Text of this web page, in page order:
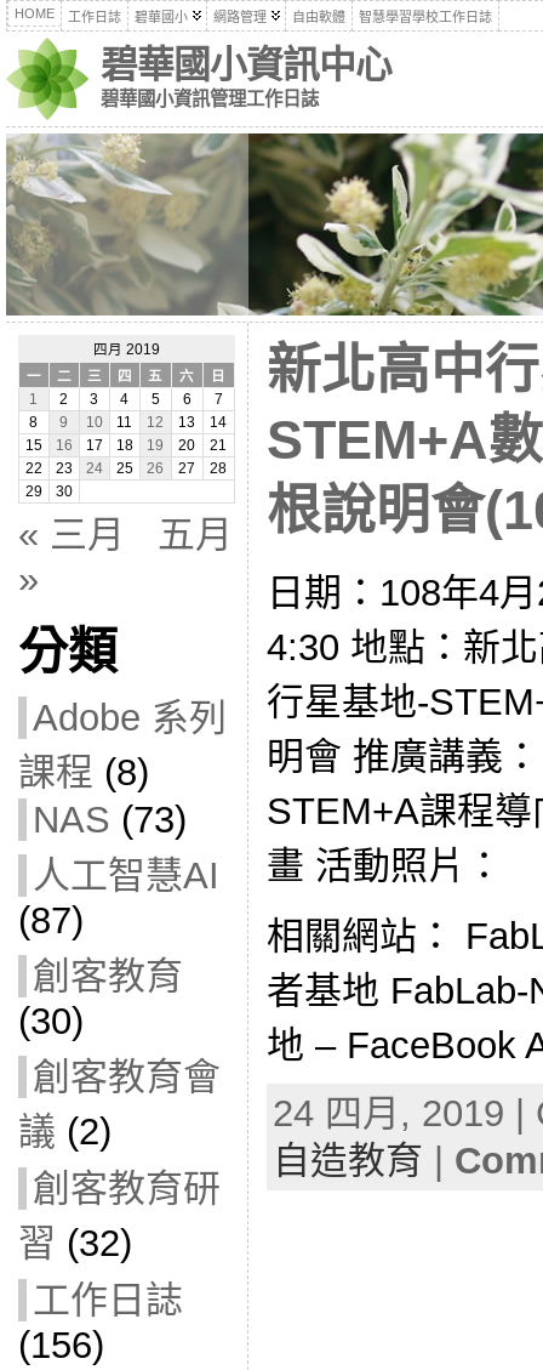
HOME 工作日誌 碧華國小 網路管理 自由軟體 智慧學習學校工作日誌
碧華國小資訊中心
碧華國小資訊管理工作日誌
四月 2019
一
二 三 四 五 六
日
1
2 3 4 5 6
7
8
9 10 11 12 13
14
15
16 17 18 19 20
21
22
23 24 25 26 27
28
29
30
« 三月
五月
»
分類
Adobe 系列
課程 (8)
NAS (73)
人工智慧AI
(87)
創客教育
(30)
創客教育會
議 (2)
創客教育研
習 (32)
工作日誌
(156)
新北高中
STEM+A
根說明會
日期：108年4
4:30 地點：新
行星基地-
明會 推廣講義
STEM+A課程
畫 活動照片：
相關網站：
者基地
地 – FaceBook
24 四月, 2019
自造教育